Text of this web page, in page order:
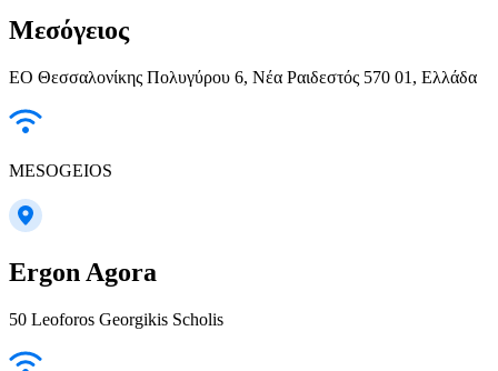
Μεσόγειος
ΕΟ Θεσσαλονίκης Πολυγύρου 6, Νέα Ραιδεστός 570 01, Ελλάδα
MESOGEIOS
Ergon Agora
50 Leoforos Georgikis Scholis